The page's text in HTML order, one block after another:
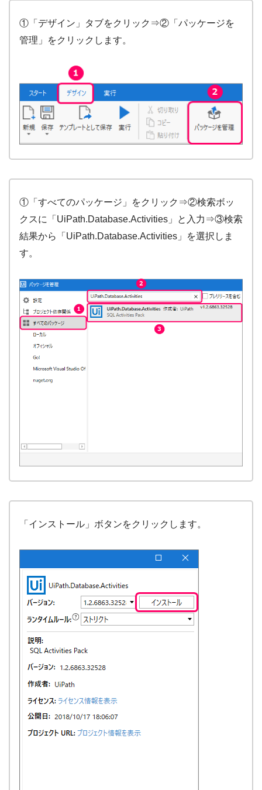
①「デザイン」タブをクリック⇒②「パッケージを
管理」をクリックします。
①「すべてのパッケージ」をクリック⇒②検索ボッ
クスに「UiPath.Database.Activities」と入力⇒③検索
結果から「UiPath.Database.Activities」を選択しま
す。
「インストール」ボタンをクリックします。